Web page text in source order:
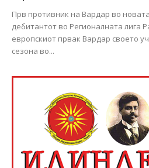
Прв противник на Вардар во
дебитантот во Регионалната лига
европскиот првак Вардар своето
сезона во...